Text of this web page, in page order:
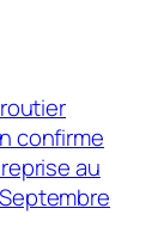
confirme
au